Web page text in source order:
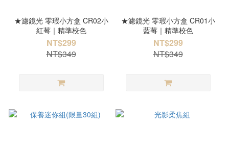
★濾鏡光 零瑕小方盒 CR02小
紅莓｜精準校色
NT$299
NT$349
★濾鏡光 零瑕小方盒 CR01小
藍莓｜精準校色
NT$299
NT$349